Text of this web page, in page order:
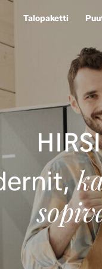
Talopaketti